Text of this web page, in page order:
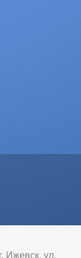
Ижевск, ул.